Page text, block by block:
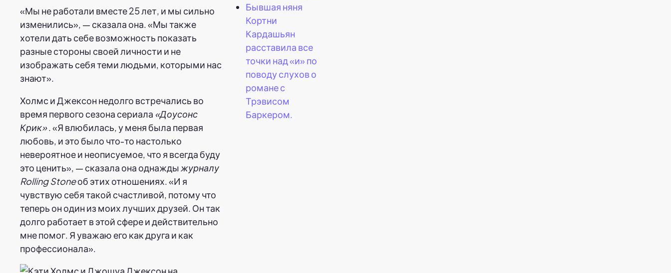
«Мы не работали вместе 25 лет, и мы сильно
изменились», — сказала она. «Мы также
хотели дать себе возможность показать
разные стороны своей личности и не
изображать себя теми людьми, которыми нас
знают».
Холмс и Джексон недолго встречались во
время первого сезона сериала «Доусонс
Крик». «Я влюбилась, у меня была первая
любовь, и это было что-то настолько
невероятное и неописуемое, что я всегда буду
это ценить», — сказала она однажды журналу
Rolling Stoneоб этих отношениях. «И я
чувствую себя такой счастливой, потому что
теперь он один из моих лучших друзей. Он так
долго работает в этой сфере и действительно
мне помог. Я уважаю его как друга и как
профессионала».
Бывшая няня
Кортни
Кардашьян
расставила все
точки над «и» по
поводу слухов о
романе с
Трэвисом
Баркером.